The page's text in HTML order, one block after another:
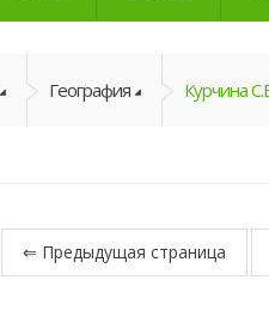
География Курчина
⇐ Предыдущая страница